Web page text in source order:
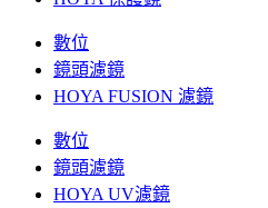
數位
鏡頭濾鏡
HOYA FUSION 濾鏡
數位
鏡頭濾鏡
HOYA UV濾鏡